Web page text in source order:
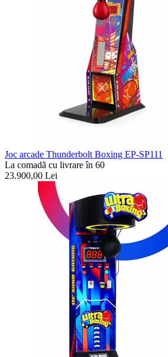
Joc arcade Thunderbolt Boxing EP-SP111
La comadã cu livrare în 60
23.900,00 Lei